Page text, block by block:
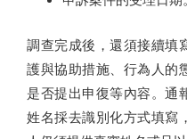
調查完成後，還須接續填
護與協助措施、行為人的
是否提出申復等內容。通
姓名採去識別化方式填寫